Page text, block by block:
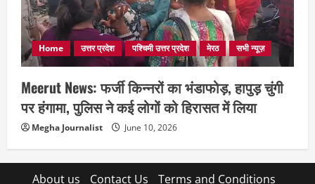
Home उत्तर प्रदेश पश्चिमी उत्तर प्रदेश मेरठ सभी न्यूज़
Meerut News: फर्जी किन्नरों का भंडाफोड़, हापुड़ चुंगी
पर हंगामा, पुलिस ने कई लोगों को हिरासत में लिया
Megha Journalist June 10, 2026
About us Contact Us
Terms and Conditions